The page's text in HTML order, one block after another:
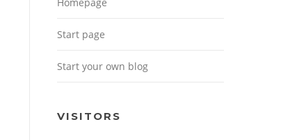
Homepage
Start page
Start your own blog
VISITORS